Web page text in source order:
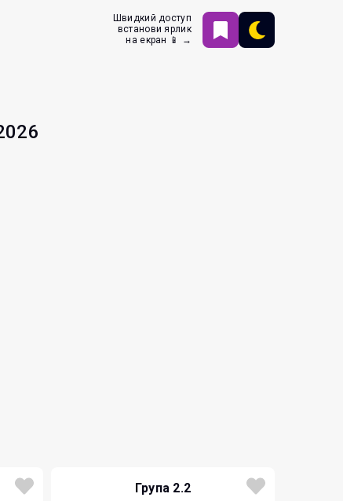
Швидкий доступ
встанови ярлик
на екран 📱 →
Група 2.2